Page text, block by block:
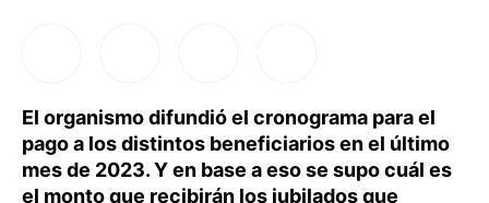
El organismo difundió el cronograma para el
pago a los distintos beneficiarios en el último
mes de 2023. Y en base a eso se supo cuál es
el monto que recibirán los jubilados que